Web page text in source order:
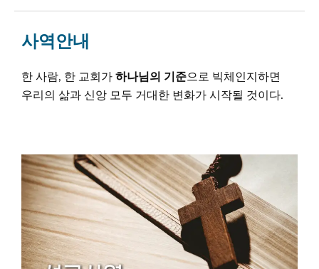
사역안내
한 사람, 한 교회가 하나님의 기준으로 빅체인지하면
우리의 삶과 신앙 모두 거대한 변화가 시작될 것이다.